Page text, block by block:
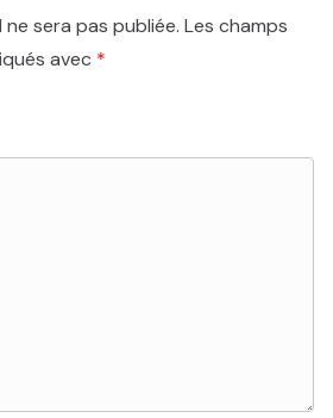
sera pas publiée. Les champs
avec *